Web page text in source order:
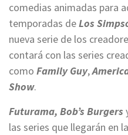
comedias animadas para
temporadas deLos
nueva serie de los
contará con las series
como Family Guy,
Show.
Futurama, Bob’s Burgers
las series que llegarán en